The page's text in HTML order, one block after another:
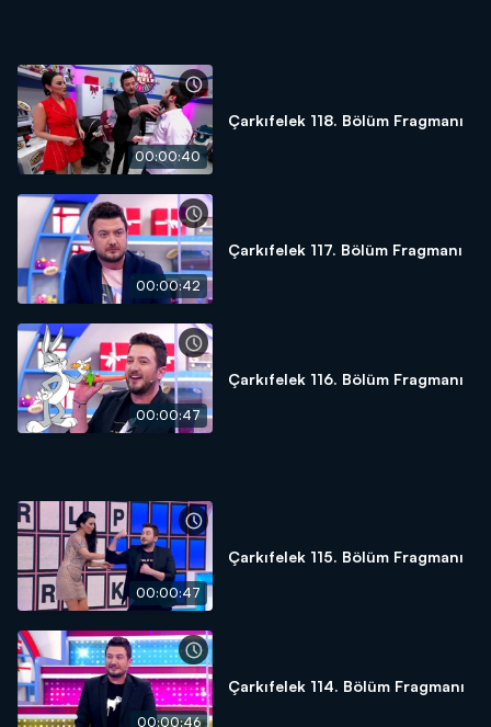
00:00:40
Çarkıfelek 118. Bölüm Fragmanı
00:00:42
Çarkıfelek 117. Bölüm Fragmanı
00:00:47
Çarkıfelek 116. Bölüm Fragmanı
00:00:47
Çarkıfelek 115. Bölüm Fragmanı
00:00:46
Çarkıfelek 114. Bölüm Fragmanı